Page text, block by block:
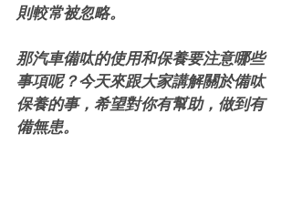
則較常被忽略。
那汽車備呔的使用和保養要注意哪些
事項呢？今天來跟大家講解關於備呔
保養的事，希望對你有幫助，做到有
備無患。